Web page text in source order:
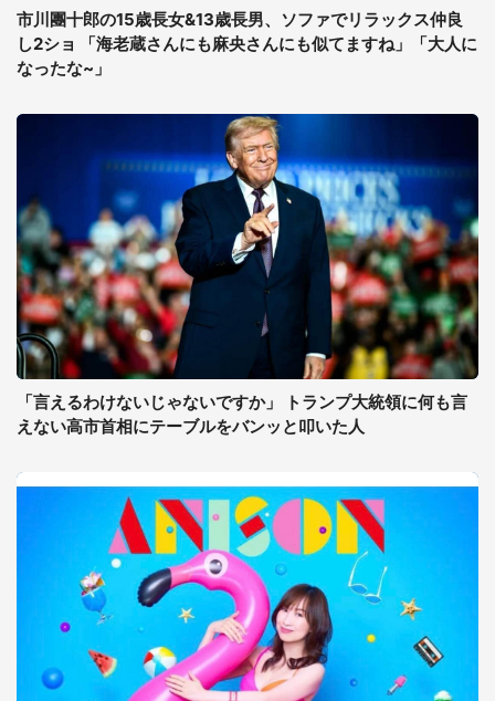
市川團十郎の15歳長女&13歳長男、ソファでリラックス仲良
し2ショ 「海老蔵さんにも麻央さんにも似てますね」「大人に
なったな~」
「言えるわけないじゃないですか」 トランプ大統領に何も言
えない高市首相にテーブルをバンッと叩いた人